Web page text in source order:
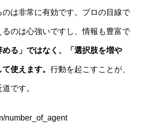
のは非常に有効です。プロの目線で
のは心強いですし、情報も豊富で
める」ではなく、「選択肢を増や
使えます。 行動を起こすことが、
です。
number_of_agent